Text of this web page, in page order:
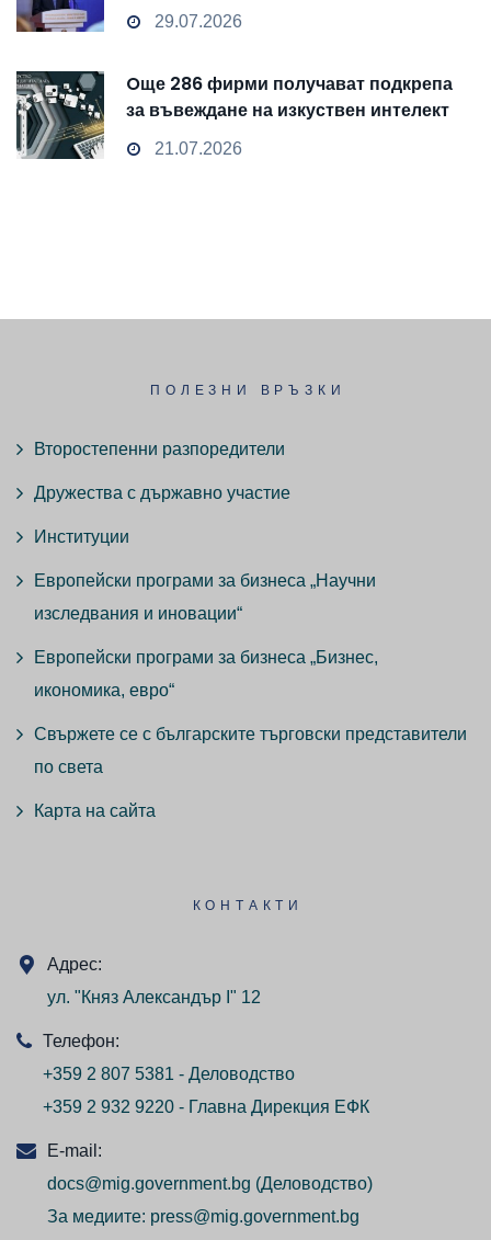
чувствителни данни
29.07.2026
Oще 286 фирми получават подкрепа
за въвеждане на изкуствен интелект
и облачни технологии
21.07.2026
ПОЛЕЗНИ ВРЪЗКИ
Второстепенни разпоредители
Дружества с държавно участие
Институции
Европейски програми за бизнеса „Научни
изследвания и иновации“
Европейски програми за бизнеса „Бизнес,
икономика, евро“
Свържете се с българските търговски представители
по света
Карта на сайта
КОНТАКТИ
Адрес:
ул. "Княз Александър I" 12
Телефон:
+359 2 807 5381 - Деловодство
+359 2 932 9220 - Главна Дирекция ЕФК
E-mail:
docs@mig.government.bg (Деловодство)
За медиите: press@mig.government.bg